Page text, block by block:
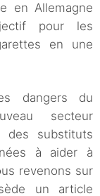
en Allemagne
pour les
en une
dangers du
secteur
des substituts
à aider à
revenons sur
un article